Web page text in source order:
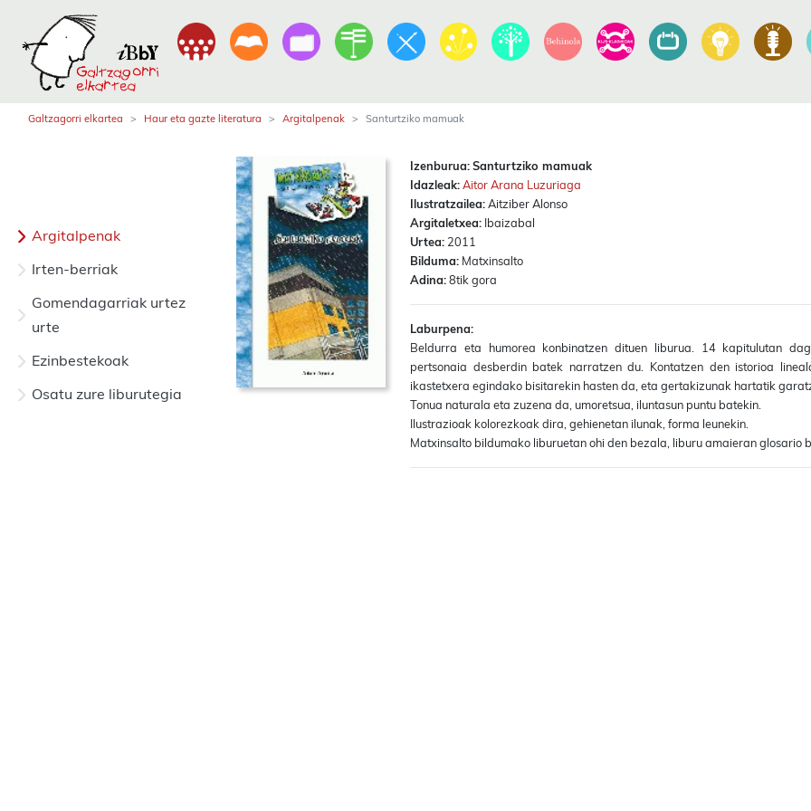
Galtzagorri elkartea Haur eta gazte literatura Argitalpenak Santurtziko mamuak
Argitalpenak
Irten-berriak
Gomendagarriak urtez
urte
Ezinbestekoak
Osatu zure liburutegia
Izenburua:Santurtziko mamuak
Idazleak:Aitor Arana Luzuriaga
Ilustratzailea:Aitziber Alonso
Argitaletxea: Ibaizabal
Urtea: 2011
Bilduma: Matxinsalto
Adina:8tik gora
Laburpena:
Beldurra eta humorea konbinatzen dituen liburua. 14 kapitulutan
pertsonaia desberdin batek narratzen du. Kontatzen den istorioa
ikastetxera egindako bisitarekin hasten da, eta gertakizunak hartatik
Tonua naturala eta zuzena da, umoretsua, iluntasun puntu batekin.
Ilustrazioak kolorezkoak dira, gehienetan ilunak, forma leunekin.
Matxinsalto bildumako liburuetan ohi den bezala, liburu amaieran glosario